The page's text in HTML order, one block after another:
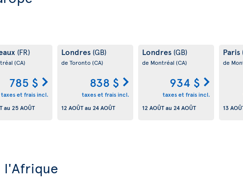
(FR)
(CA)
785 $
taxes et frais incl.
au 25 AOÛT
Londres (GB)
de Toronto(CA)
838 $
taxes et frais incl.
12 AOÛTau 24 AOÛT
Londres (GB)
de Montréal (CA)
934 $
taxes et frais incl.
12 AOÛTau 24 AOÛT
Paris
de
13
l'Afrique